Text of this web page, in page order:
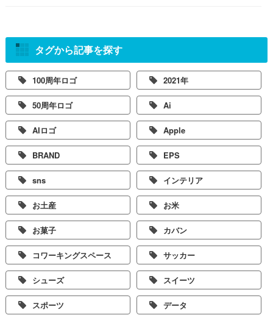
タグから記事を探す
100周年ロゴ 2021年
50周年ロゴ Ai
AIロゴ Apple
BRAND EPS
sns インテリア
お土産 お米
お菓子 カバン
コワーキングスペース サッカー
シューズ スイーツ
スポーツ データ